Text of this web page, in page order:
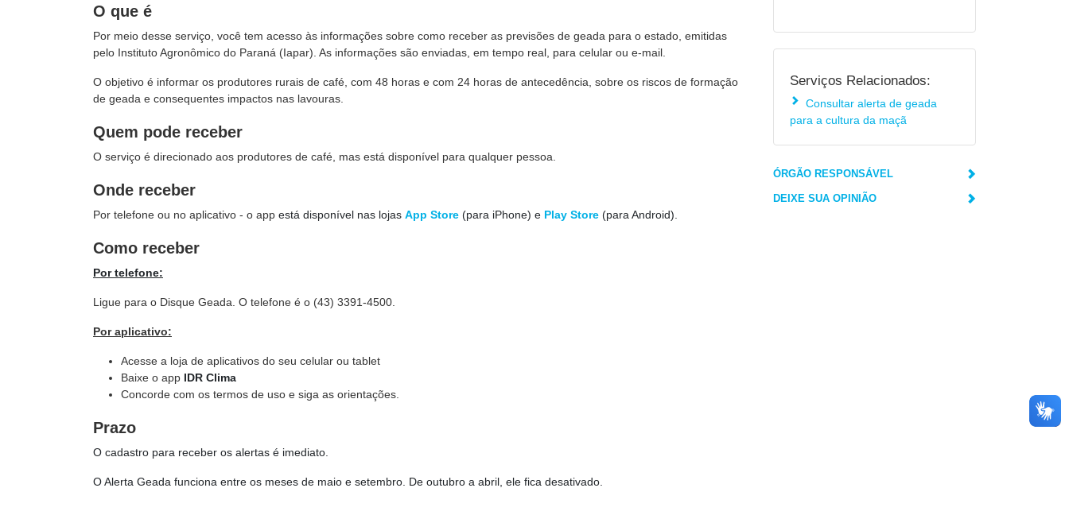
O que é
Por meio desse serviço, você tem acesso às informações sobre como receber as previsões de geada para o estado, emitidas
pelo Instituto Agronômico do Paraná (Iapar). As informações são enviadas, em tempo real, para celular ou e-mail.
O objetivo é informar os produtores rurais de café, com 48 horas e com 24 horas de antecedência, sobre os riscos de formação
de geada e consequentes impactos nas lavouras.
Quem pode receber
O serviço é direcionado aos produtores de café, mas está disponível para qualquer pessoa.
Onde receber
Por telefone ou no aplicativo - o app está disponível nas lojas App Store (para iPhone) e Play Store (para Android).
Como receber
Por telefone:
Ligue para o Disque Geada. O telefone é o (43) 3391-4500.
Por aplicativo:
Acesse a loja de aplicativos do seu celular ou tablet
Baixe o app IDR Clima
Concorde com os termos de uso e siga as orientações.
Prazo
O cadastro para receber os alertas é imediato.
O Alerta Geada funciona entre os meses de maio e setembro. De outubro a abril, ele fica desativado.
Serviços Relacionados:
Consultar alerta de geada
para a cultura da maçã
ÓRGÃO RESPONSÁVEL
DEIXE SUA OPINIÃO